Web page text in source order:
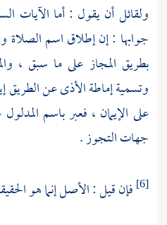
ولقائل أن يقول : أما الآيات
جوابها : إن إطلاق اسم الصلاة
بطريق المجاز على ما سبق ،
وتسمية إماطة الأذى عن الطريق
على الإيمان ، فعبر باسم
جهات التجوز .
[6]
فإن قيل : الأصل إنما هو